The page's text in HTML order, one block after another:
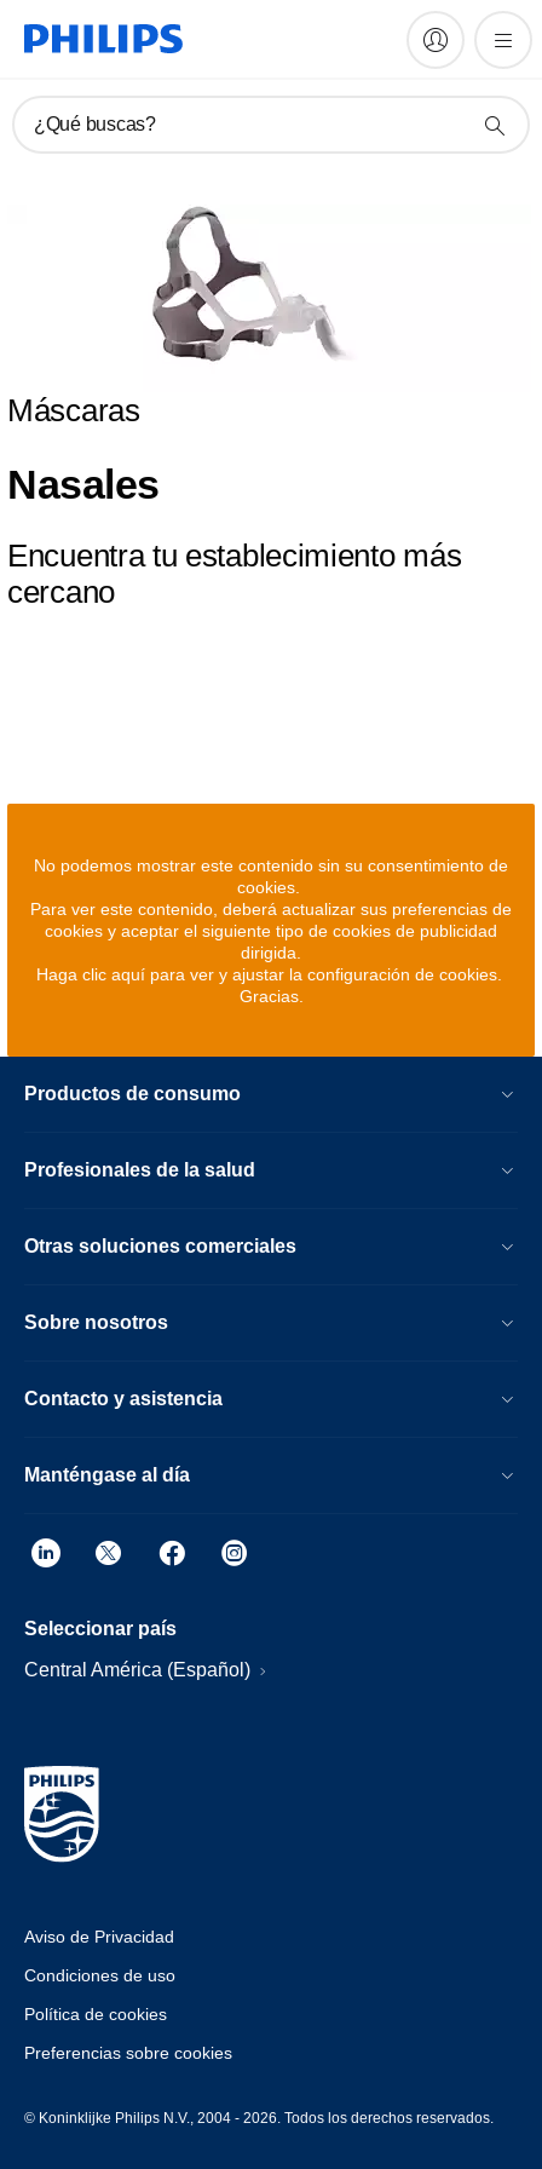
¿Qué buscas?
Máscaras
Nasales
Encuentra tu establecimiento más
cercano
No podemos mostrar este contenido sin su consentimiento de
cookies.
Para ver este contenido, deberá actualizar sus preferencias de
cookies y aceptar el siguiente tipo de cookies de publicidad
dirigida.
Haga clic aquí para ver y ajustar la configuración de cookies.
Gracias.
Productos de consumo
Profesionales de la salud
Otras soluciones comerciales
Sobre nosotros
Contacto y asistencia
Manténgase al día
Seleccionar país
Central América (Español)
Aviso de Privacidad
Condiciones de uso
Política de cookies
Preferencias sobre cookies
© Koninklijke Philips N.V., 2004 - 2026. Todos los derechos reservados.